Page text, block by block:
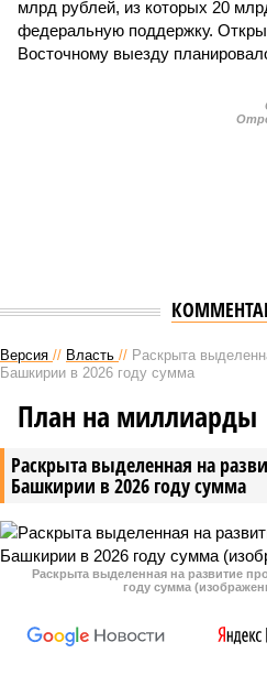
млрд рублей, из которых 20
федеральную поддержку.
Восточному выезду
Версия // Власть // Раскрыта
Башкирии в 2026 году сумма
Раскрыта выделенная на
Башкирии в 2026 году сумма
План на миллиарды
Раскрыта выделенная на развитие
году сумма